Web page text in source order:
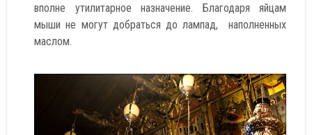
вполне утилитарное назначение. Благодаря яйцам
мыши не могут добраться до лампад, наполненных
маслом.